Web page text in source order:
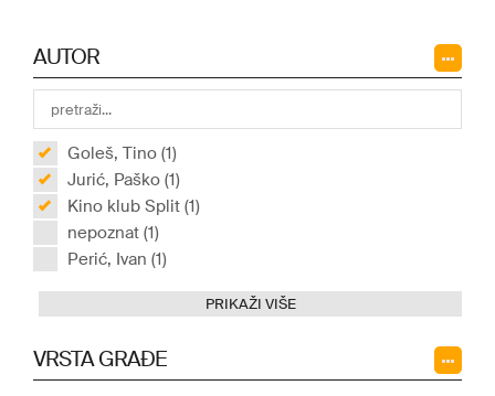
AUTOR
Goleš, Tino (1)
Jurić, Paško (1)
Kino klub Split (1)
nepoznat (1)
Perić, Ivan (1)
PRIKAŽI VIŠE
VRSTA GRAĐE